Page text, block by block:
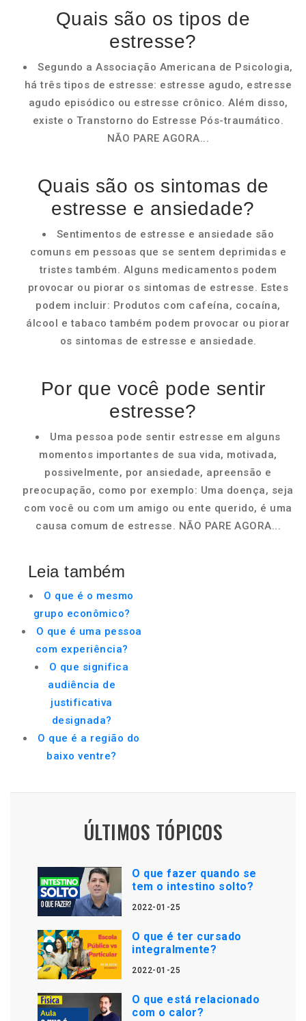
Quais são os tipos de
estresse?
Segundo a Associação Americana de Psicologia,
há três tipos de estresse: estresse agudo, estresse
agudo episódico ou estresse crônico. Além disso,
existe o Transtorno do Estresse Pós-traumático.
NÃO PARE AGORA...
Quais são os sintomas de
estresse e ansiedade?
Sentimentos de estresse e ansiedade são
comuns em pessoas que se sentem deprimidas e
tristes também. Alguns medicamentos podem
provocar ou piorar os sintomas de estresse. Estes
podem incluir: Produtos com cafeína, cocaína,
álcool e tabaco também podem provocar ou piorar
os sintomas de estresse e ansiedade.
Por que você pode sentir
estresse?
Uma pessoa pode sentir estresse em alguns
momentos importantes de sua vida, motivada,
possivelmente, por ansiedade, apreensão e
preocupação, como por exemplo: Uma doença, seja
com você ou com um amigo ou ente querido, é uma
causa comum de estresse. NÃO PARE AGORA...
Leia também
O que é o mesmo
grupo econômico?
O que é uma pessoa
com experiência?
O que significa
audiência de
justificativa
designada?
O que é a região do
baixo ventre?
ÚLTIMOS TÓPICOS
O que fazer quando se
tem o intestino solto?
2022-01-25
O que é ter cursado
integralmente?
2022-01-25
O que está relacionado
com o calor?